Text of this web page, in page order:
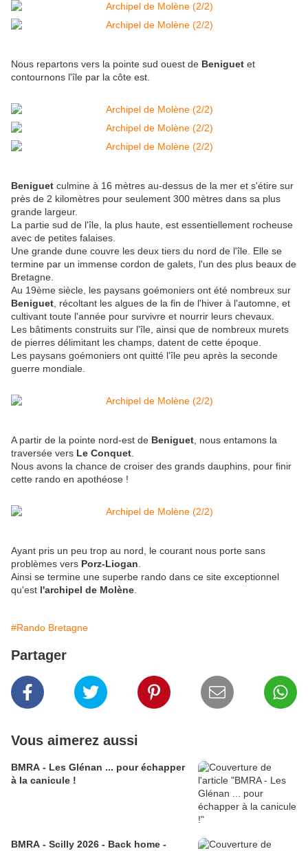
Nous repartons vers la pointe sud ouest de Beniguet et
contournons l'île par la côte est.
Beniguet culmine à 16 mètres au-dessus de la mer et s'étire sur
près de 2 kilomètres pour seulement 300 mètres dans sa plus
grande largeur.
La partie sud de l'île, la plus haute, est essentiellement rocheuse
avec de petites falaises.
Une grande dune couvre les deux tiers du nord de l'île. Elle se
termine par un immense cordon de galets, l'un des plus beaux de
Bretagne.
Au 19ème siècle, les paysans goémoniers ont été nombreux sur
Beniguet , récoltant les algues de la fin de l'hiver à l'automne, et
cultivant toute l'année pour survivre et nourrir leurs chevaux.
Les bâtiments construits sur l'île, ainsi que de nombreux murets
de pierres délimitant les champs, datent de cette époque.
Les paysans goémoniers ont quitté l'île peu après la seconde
guerre mondiale.
A partir de la pointe nord-est de Beniguet , nous entamons la
traversée vers Le Conquet
Nous avons la chance de croiser des grands dauphins, pour finir
cette rando en apothéose !
Ayant pris un peu trop au nord, le courant nous porte sans
problèmes vers Porz-Liogan
Ainsi se termine une superbe rando dans ce site exceptionnel
qu'est l'archipel de Molène
#Rando Bretagne
Partager
Vous aimerez aussi
BMRA - Les Glénan ... pour échapper
à la canicule !
BMRA - Scilly 2026 - Back home -